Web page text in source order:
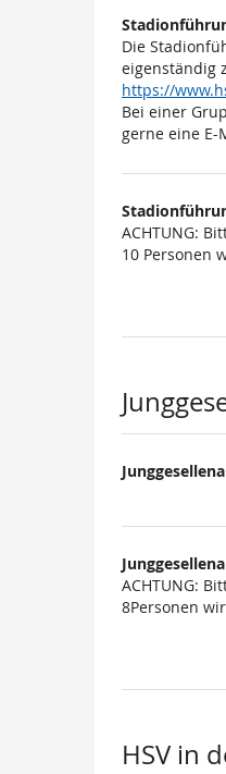
Die
eigenständig
https://
Bei einer
gerne eine E-
ACHTUNG:
10 Personen
ACHTUNG:
8Personen
HSV in